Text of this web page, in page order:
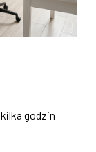
godzin